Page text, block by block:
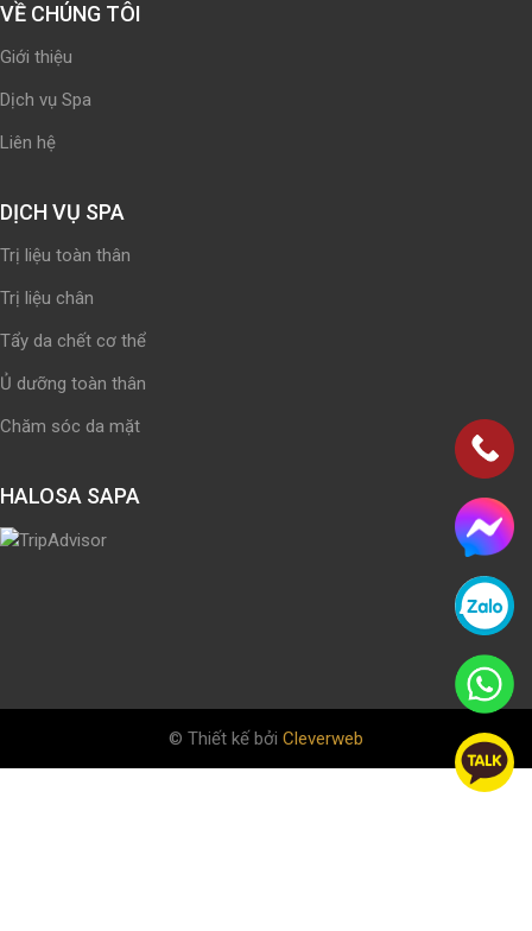
VỀ CHÚNG TÔI
Giới thiệu
Dịch vụ Spa
Liên hệ
DỊCH VỤ SPA
Trị liệu toàn thân
Trị liệu chân
Tẩy da chết cơ thể
Ủ dưỡng toàn thân
Chăm sóc da mặt
HALOSA SAPA
© Thiết kế bởi Cleverweb